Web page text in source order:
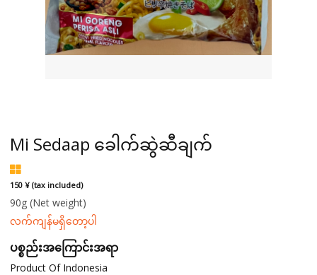
Mi Sedaap ခေါက်ဆွဲဆီချက်
150 ¥ (tax included)
90g (Net weight)
လက်ကျန်မရှိတော့ပါ
ပစ္စည်းအကြောင်းအရာ
Product Of Indonesia